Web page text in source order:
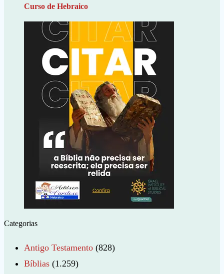
Curso de Hebraico
Categorias
Antigo Testamento (828)
Bíblias (1.259)